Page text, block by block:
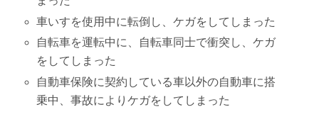
車いすを使用中に転倒し、ケガをしてしまった
自転車を運転中に、自転車同士で衝突し、ケガ
をしてしまった
自動車保険に契約している車以外の自動車に搭
乗中、事故によりケガをしてしまった